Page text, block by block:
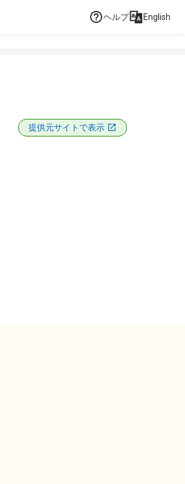
ヘルプ English
提供元サイトで表示